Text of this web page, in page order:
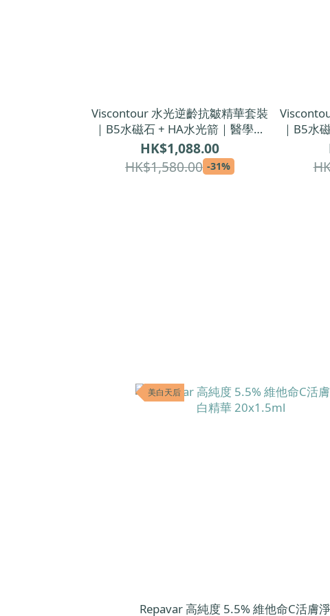
Viscontour 水光逆齡抗皺精華套裝
｜B5水磁石 + HA水光箭｜醫學級
雙重保濕抗皺精華
HK$1,088.00
HK$1,580.00 -31%
｜B5水
｜醫學
美白天后
Repavar 高純度 5.5% 維他命C活膚